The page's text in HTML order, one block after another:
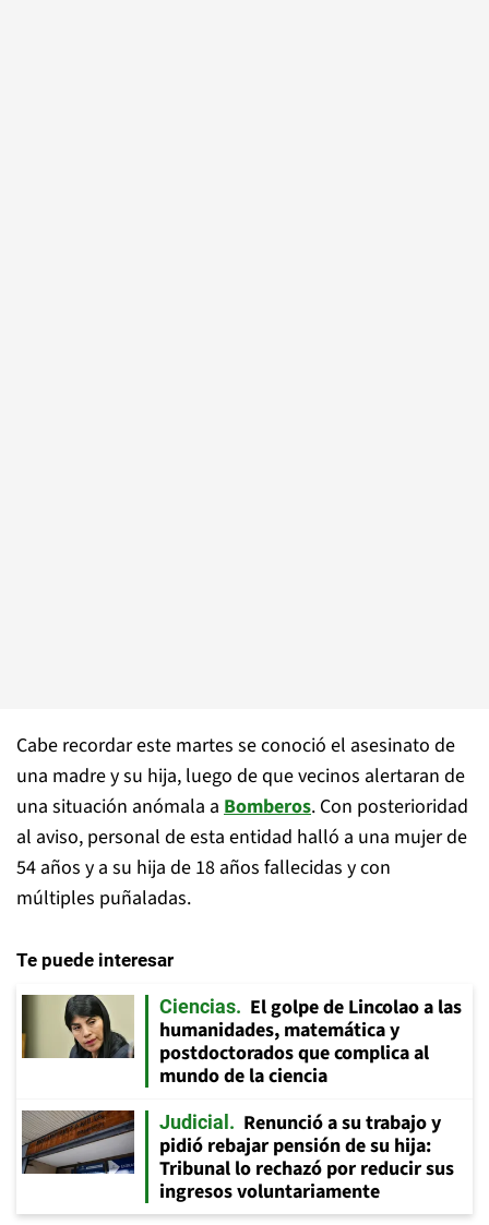
Cabe recordar este martes se conoció el asesinato de
una madre y su hija, luego de que vecinos alertaran de
una situación anómala a Bomberos. Con posterioridad
al aviso, personal de esta entidad halló a una mujer de
54 años y a su hija de 18 años fallecidas y con
múltiples puñaladas.
Te puede interesar
Ciencias
El golpe de Lincolao a las
humanidades, matemática y
postdoctorados que complica al
mundo de la ciencia
Judicial
Renunció a su trabajo y
pidió rebajar pensión de su hija:
Tribunal lo rechazó por reducir sus
ingresos voluntariamente